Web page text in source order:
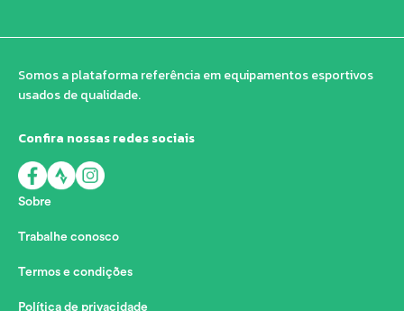
Somos a plataforma referência em equipamentos esportivos
usados de qualidade.
Confira nossas redes sociais
Sobre
Trabalhe conosco
Termos e condições
Política de privacidade